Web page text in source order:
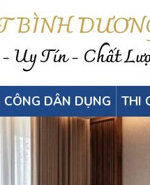
BÌNH
Uy Tín - Chất
CÔNG DÂN DỤNG THI